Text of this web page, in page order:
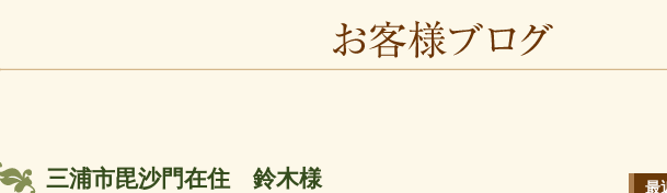
三浦市毘沙門在住 鈴木様 最